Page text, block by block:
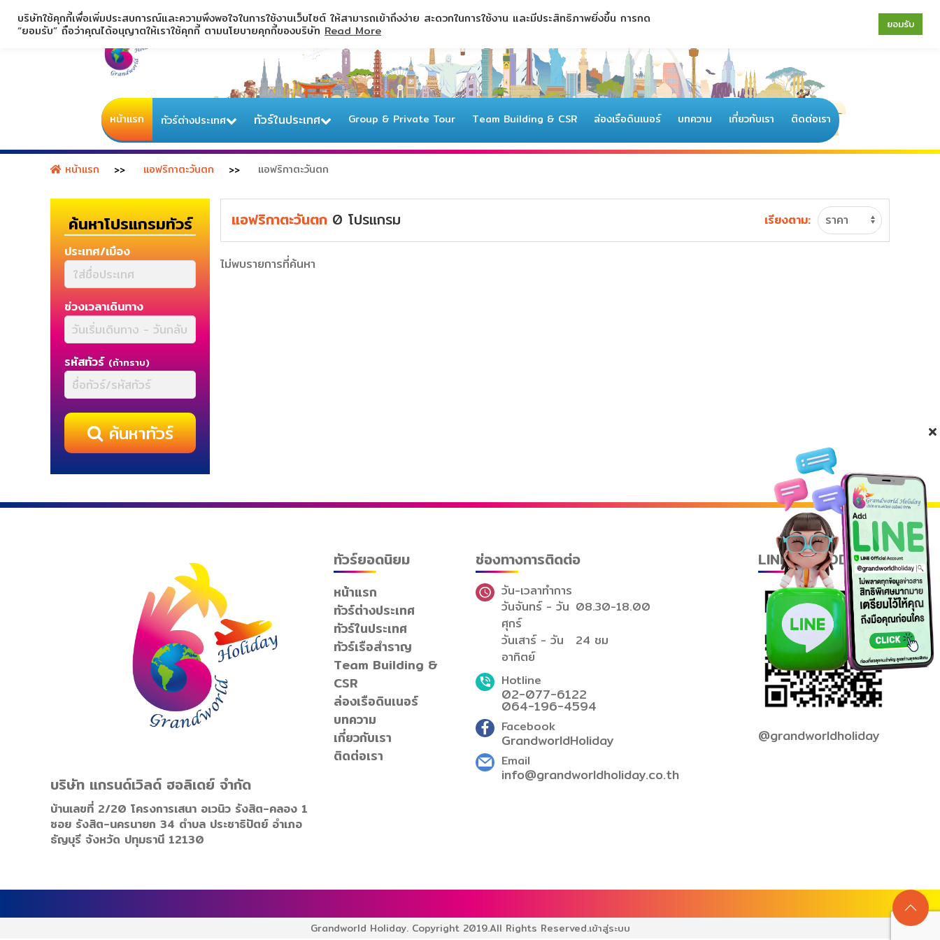
หน้าแรก ทัวร์ต่างประเทศ ทัวร์ในประเทศ Group & Private Tour Team Building & CSR ล่องเรือดินเนอร์ บทความ เกี่ยวกับเรา ติดต่อเรา
หน้าแรก แอฟริกาตะวันตก แอฟริกาตะวันตก
ค้นหาโปรแกรมทัวร์
ประเทศ/เมือง
ช่วงเวลาเดินทาง
รหัสทัวร์ (ถ้าทราบ)
ค้นหาทัวร์
แอฟริกาตะวันตก 0 โปรแกรม เรียงตาม:
ไม่พบรายการที่ค้นหา
บริษัทใช้คุกกี้เพื่อเพิ่มประสบการณ์และความพึงพอใจในการใช้งานเว็บไซต์ ให้สามารถเข้าถึงง่าย สะดวกในการใช้งาน และมีประสิทธิภาพยิ่งขึ้น การกด
“ยอมรับ” ถือว่าคุณได้อนุญาตให้เราใช้คุกกี้ ตามนโยบายคุกกี้ของบริษัท Read More ยอมรับ
บริษัท แกรนด์เวิลด์ ฮอลิเดย์ จำกัด
บ้านเลขที่ 2/20 โครงการเสนา อเวนิว รังสิต-คลอง 1
ซอย รังสิต-นครนายก 34 ตำบล ประชาธิปัตย์ อำเภอ
ธัญบุรี จังหวัด ปทุมธานี 12130
ทัวร์ยอดนิยม
หน้าแรก
ทัวร์ต่างประเทศ
ทัวร์ในประเทศ
ทัวร์เรือสำราญ
Team Building &
CSR
ล่องเรือดินเนอร์
บทความ
เกี่ยวกับเรา
ติดต่อเรา
ช่องทางการติดต่อ
วัน-เวลาทำการ
วันจันทร์ - วัน
ศุกร์
08.30-18.00
วันเสาร์ - วัน
อาทิตย์
24 ชม
Hotline
02-077-6122
064-196-4594
Facebook
GrandworldHoliday
Email
info@grandworldholiday.co.th
LINE QR CODE
@grandworldholiday
Grandworld Holiday. Copyright 2019.All Rights Reserved.เข้าสู่ระบบ